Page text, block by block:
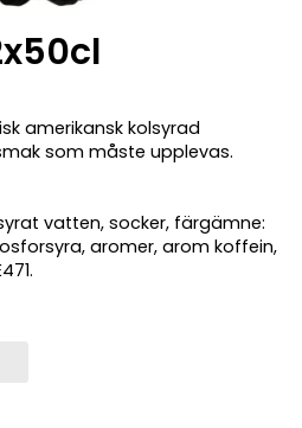
amerikansk kolsyrad
som måste upplevas.
vatten, socker, färgämne:
aromer, arom koffein,